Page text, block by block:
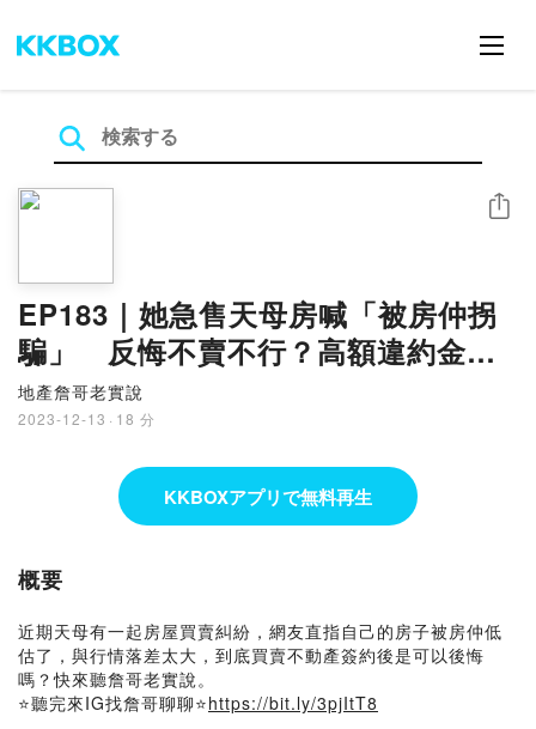
EP183｜她急售天母房喊「被房仲拐
騙」 反悔不賣不行？高額違約金怎
解套？ft.徐佳馨
地產詹哥老實說
2023-12-13 · 18 分
シェア
KKBOXアプリで無料再生
概要
近期天母有一起房屋買賣糾紛，網友直指自己的房子被房仲低
估了，與行情落差太大，到底買賣不動產簽約後是可以後悔
嗎？快來聽詹哥老實說。
⭐聽完來IG找詹哥聊聊⭐https://bit.ly/3pjItT8